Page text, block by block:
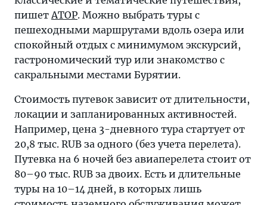
пишетАТОР. Можно выбрать туры с
пешеходными маршрутами вдоль озера или
спокойный отдых с минимумом экскурсий,
гастрономический тур или знакомство с
сакральными местами Бурятии.
Стоимость путевок зависит от длительности,
локации и запланированных активностей.
Например, цена 3-дневного тура стартует от
20,8 тыс. RUB за одного (без учета перелета).
Путевка на 6 ночей без авиаперелета стоит от
80–90 тыс. RUB за двоих. Есть и длительные
туры на 10–14 дней, в которых лишь